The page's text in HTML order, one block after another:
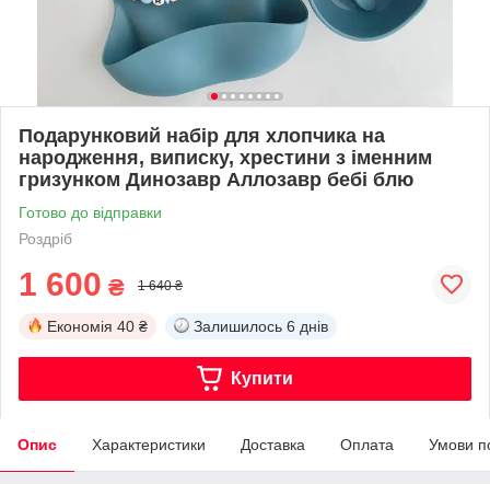
Подарунковий набір для хлопчика на
народження, виписку, хрестини з іменним
гризунком Динозавр Аллозавр бебі блю
Готово до відправки
Роздріб
1 600 ₴ 1 640 ₴
Економія 40 ₴ Залишилось 6 днів
Купити
Опис Характеристики Доставка Оплата Умови